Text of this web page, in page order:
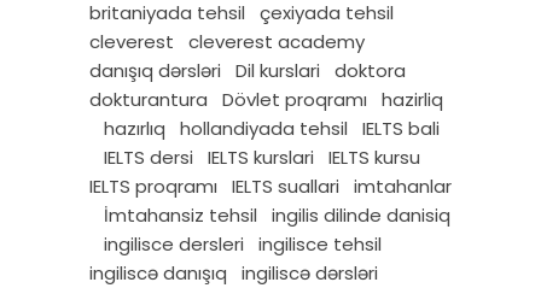
britaniyada tehsil
çexiyada tehsil
cleverest
cleverest academy
danışıq dərsləri
Dil kurslari
doktora
dokturantura
Dövlet proqramı
hazirliq
hazırlıq
hollandiyada tehsil
IELTS bali
IELTS dersi
IELTS kurslari
IELTS kursu
IELTS proqramı
IELTS suallari
imtahanlar
İmtahansiz tehsil
ingilis dilinde danisiq
ingilisce dersleri
ingilisce tehsil
ingiliscə danışıq
ingiliscə dərsləri